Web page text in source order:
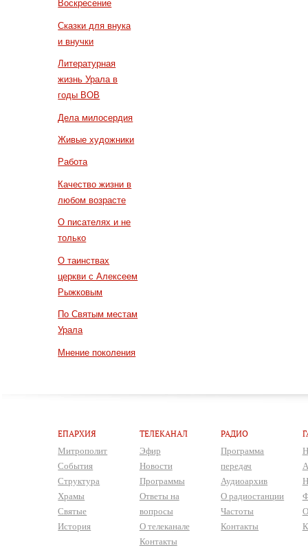
Воскресение
Сказки для внука
и внучки
Литературная
жизнь Урала в
годы ВОВ
Дела милосердия
Живые художники
Работа
Качество жизни в
любом возрасте
О писателях и не
только
О таинствах
церкви с Алексеем
Рыжковым
По Святым местам
Урала
Мнение поколения
ЕПАРХИЯ
Митрополит
События
Структура
Храмы
Святые
История
ТЕЛЕКАНАЛ
Эфир
Новости
Программы
Ответы на
вопросы
О телеканале
Контакты
РАДИО
Программа
передач
Аудиоархив
О радиостанции
Частоты
Контакты